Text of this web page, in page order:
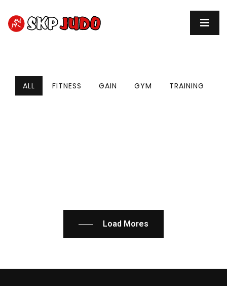
ALL FITNESS GAIN GYM TRAINING
Load Mores